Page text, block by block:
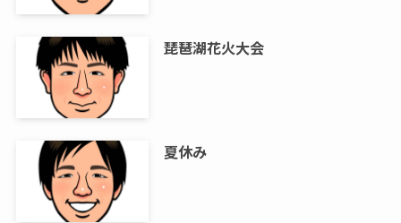
琵琶湖花火大会
夏休み